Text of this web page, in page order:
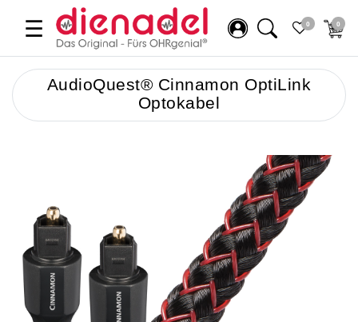
☰ 0 0
AudioQuest® Cinnamon OptiLink
Optokabel